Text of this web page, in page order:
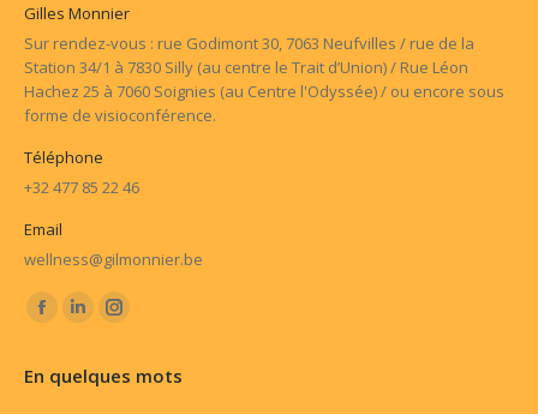
Gilles Monnier
Sur rendez-vous : rue Godimont 30, 7063 Neufvilles / rue de la
Station 34/1 à 7830 Silly (au centre le Trait d’Union) / Rue Léon
Hachez 25 à 7060 Soignies (au Centre l'Odyssée) / ou encore sous
forme de visioconférence.
Téléphone
+32 477 85 22 46
Email
wellness@gilmonnier.be
Trouvez nous sur :
Facebook
opens
LinkedIn
opens
Instagram
opens
En quelques mots